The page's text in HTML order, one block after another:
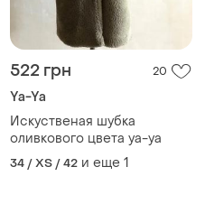
522 грн 20
Ya-Ya
Искуственая шубка
оливкового цвета ya-ya
34 / XS / 42 и еще 1